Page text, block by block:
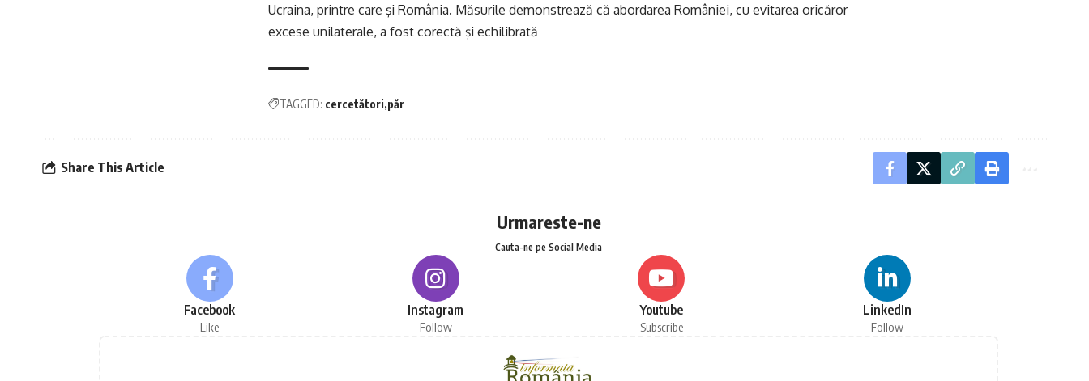
Ucraina, printre care şi România. Măsurile demonstrează că abordarea României, cu evitarea oricăror
excese unilaterale, a fost corectă şi echilibrată
TAGGED: cercetători păr
Share This Article
Urmareste-ne
Cauta-ne pe Social Media
Facebook
Like
Instagram
Follow
Youtube
Subscribe
LinkedIn
Follow